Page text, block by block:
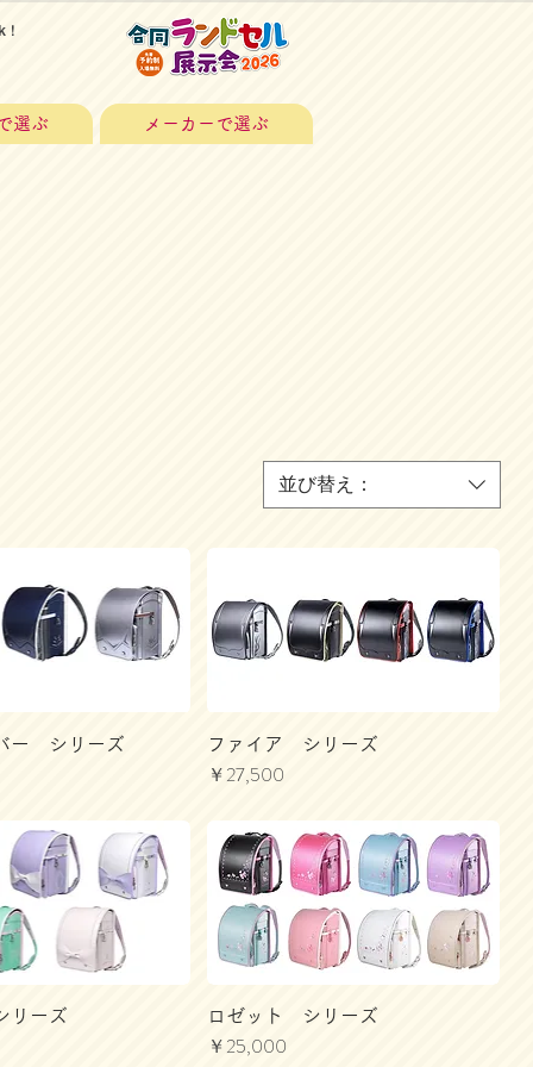
選ぶ メーカーで選ぶ
並び替え：
ー シリーズ ファイア シリーズ
価格
￥27,500
リーズ ロゼット シリーズ
価格
￥25,000